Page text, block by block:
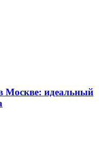
Москве: идеальный